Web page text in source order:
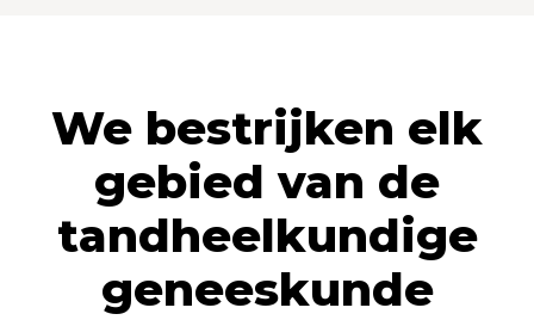
8
9
6
7
4
5
6
7
We bestrijken elk
gebied van de
tandheelkundige
geneeskunde